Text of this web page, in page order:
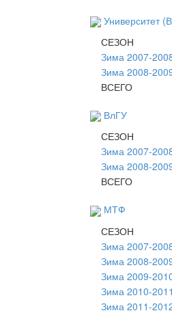
Университет
СЕЗОН
Зима 2007-
Зима 2008-
ВСЕГО
ВлГУ
СЕЗОН
Зима 2007-
Зима 2008-
ВСЕГО
МТФ
СЕЗОН
Зима 2007-
Зима 2008-
Зима 2009-
Зима 2010-2011
Зима 2011-